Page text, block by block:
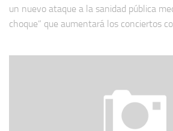
un nuevo ataque a la sanidad pública
choque” que aumentará los conciertos